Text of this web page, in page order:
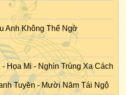
Anh Không Thể Ngờ
Họa Mi - Nghìn Trùng Xa Cách
Tuyền - Mười Năm Tái Ngộ